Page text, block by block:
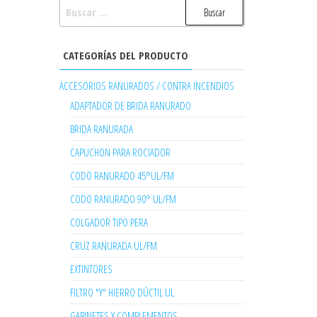
CATEGORÍAS DEL PRODUCTO
ACCESORIOS RANURADOS / CONTRA INCENDIOS
ADAPTADOR DE BRIDA RANURADO
BRIDA RANURADA
CAPUCHON PARA ROCIADOR
CODO RANURADO 45°UL/FM
CODO RANURADO 90° UL/FM
COLGADOR TIPO PERA
CRUZ RANURADA UL/FM
EXTINTORES
FILTRO "Y" HIERRO DÚCTIL UL